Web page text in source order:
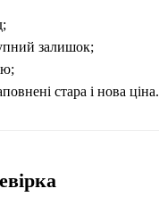
залишок;
стара і нова ціна.